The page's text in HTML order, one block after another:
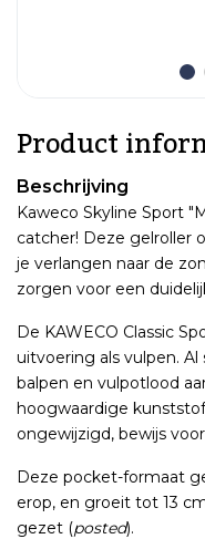
Product
Beschrijving
Kaweco Skyline Sport
catcher! Deze gelroller
je verlangen naar de
zorgen voor een
De KAWECO Classic
uitvoering als vulpen. Al
balpen en vulpotlood
hoogwaardige
ongewijzigd, bewijs
Deze pocket-formaat
erop, en groeit tot 13
gezet (posted).